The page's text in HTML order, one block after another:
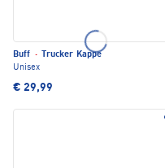
Buff ·
Trucker Kappe
Unisex
€ 29,99